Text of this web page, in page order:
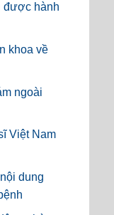
được hành
khoa về
ngoài
Việt Nam
dung